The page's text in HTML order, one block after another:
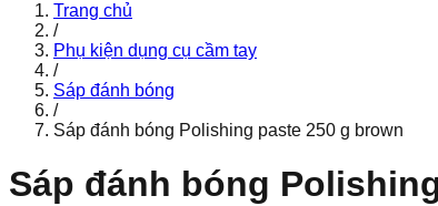
Trang chủ
/
Phụ kiện dụng cụ cầm tay
/
Sáp đánh bóng
/
Sáp đánh bóng Polishing paste 250 g brown
Sáp đánh bóng